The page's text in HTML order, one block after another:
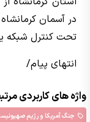
در آسمان
تحت کنترل شبکه
انتهای پیام/
واژه های کاربردی
جنگ آمریکا و رژیم